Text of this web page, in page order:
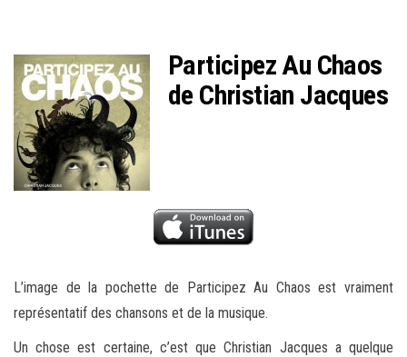
Participez Au Chaos
de Christian Jacques
L’image de la pochette de Participez Au Chaos est vraiment
représentatif des chansons et de la musique.
Un chose est certaine, c’est que Christian Jacques a quelque